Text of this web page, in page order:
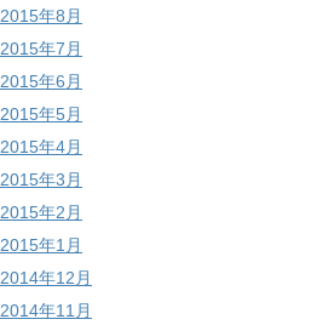
2015年8月
2015年7月
2015年6月
2015年5月
2015年4月
2015年3月
2015年2月
2015年1月
2014年12月
2014年11月